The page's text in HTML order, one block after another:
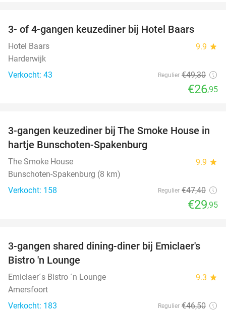
3- of 4-gangen keuzediner bij Hotel Baars
Hotel Baars 9.9 star
Harderwijk
Verkocht: 43
Regulier €49,30
€26,95
37%
3-gangen keuzediner bij The Smoke House in
hartje Bunschoten-Spakenburg
The Smoke House 9.9 star
Bunschoten-Spakenburg (8 km)
Verkocht: 158
Regulier €47,40
€29,95
48%
3-gangen shared dining-diner bij Emiclaer's
Bistro 'n Lounge
Emiclaer´s Bistro ´n Lounge 9.3 star
Amersfoort
Verkocht: 183
Regulier €46,50